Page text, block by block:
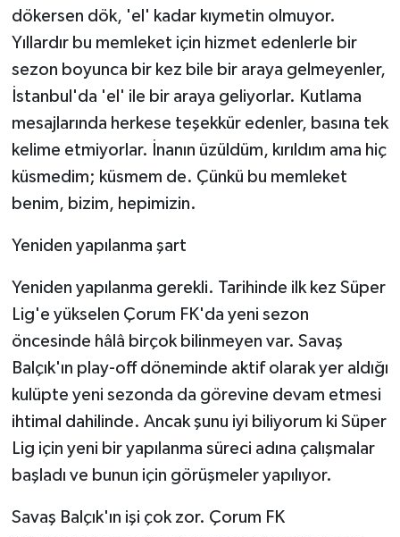
dökersen dök, 'el' kadar kıymetin olmuyor.
Yıllardır bu memleket için hizmet edenlerle bir
sezon boyunca bir kez bile bir araya gelmeyenler,
İstanbul'da 'el' ile bir araya geliyorlar. Kutlama
mesajlarında herkese teşekkür edenler, basına tek
kelime etmiyorlar. İnanın üzüldüm, kırıldım ama hiç
küsmedim; küsmem de. Çünkü bu memleket
benim, bizim, hepimizin.
Yeniden yapılanma şart
Yeniden yapılanma gerekli. Tarihinde ilk kez Süper
Lig'e yükselen Çorum FK'da yeni sezon
öncesinde hâlâ birçok bilinmeyen var. Savaş
Balçık'ın play-off döneminde aktif olarak yer aldığı
kulüpte yeni sezonda da görevine devam etmesi
ihtimal dahilinde. Ancak şunu iyi biliyorum ki Süper
Lig için yeni bir yapılanma süreci adına çalışmalar
başladı ve bunun için görüşmeler yapılıyor.
Savaş Balçık'ın işi çok zor. Çorum FK